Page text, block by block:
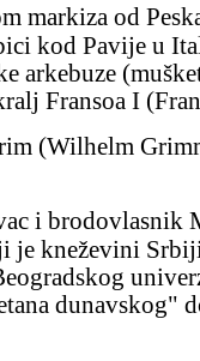
kod Pavije u
arkebuze
Fransoa I
je kneževini
dunavskog"